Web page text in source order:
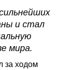
и стал
мира.
за ходом